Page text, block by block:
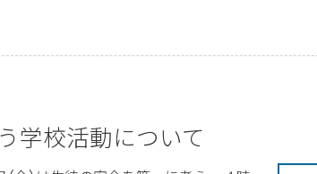
学校活動について